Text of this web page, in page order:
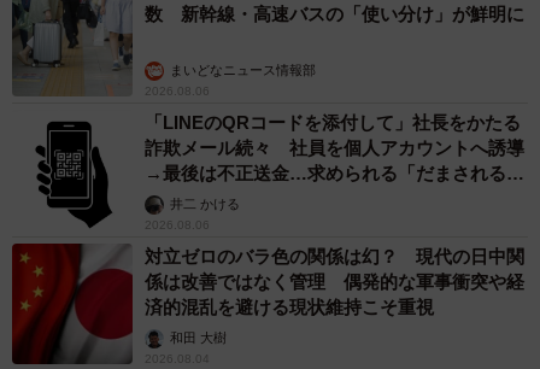
時間を要することもあります。
また、必要な書類が多く複雑なため、必要書類を1つ1つ確
認してから取り寄せに着手しましょう。
【4】金融機関で手続きを行う
全ての書類の準備ができたら、金融機関へ提出し手続きを
行います。窓口の手続きのほか、郵送での手続きも可能で
す。
数 新幹線・高速バスの「使い分け」が鮮明に
まいどなニュース情報部
2026.08.06
「LINEのQRコードを添付して」社長をかたる
詐欺メール続々 社員を個人アカウントへ誘導
→最後は不正送金…求められる「だまされる前
提」の対策
井二 かける
2026.08.06
対立ゼロのバラ色の関係は幻？ 現代の日中関
係は改善ではなく管理 偶発的な軍事衝突や経
済的混乱を避ける現状維持こそ重視
和田 大樹
2026.08.04